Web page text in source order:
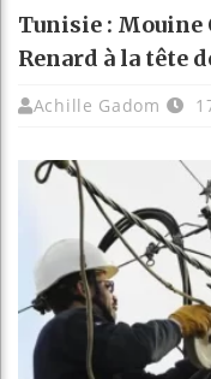
Tunisie : Mouine
Renard à la tête
Achille Gadom